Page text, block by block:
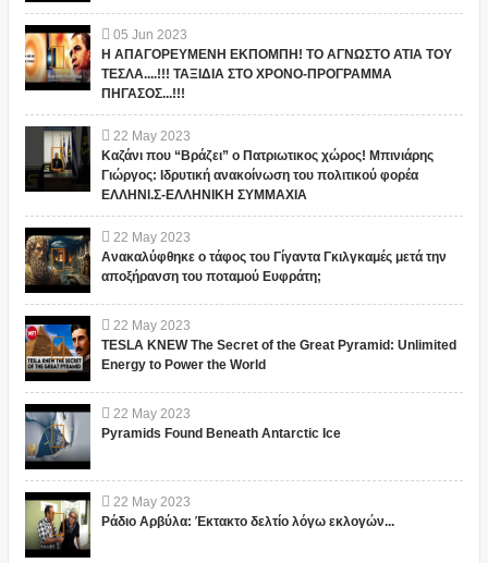
05 Jun 2023
Η ΑΠΑΓΟΡΕΥΜΕΝΗ ΕΚΠΟΜΠΗ! ΤΟ ΑΓΝΩΣΤΟ ΑΤΙΑ ΤΟΥ
ΤΕΣΛΑ....!!! ΤΑΞΙΔΙΑ ΣΤΟ ΧΡΟΝΟ-ΠΡΟΓΡΑΜΜΑ
ΠΗΓΑΣΟΣ...!!!
22 May 2023
Καζάνι που “Βράζει” ο Πατριωτικος χώρος! Μπινιάρης
Γιώργος: Ιδρυτική ανακοίνωση του πολιτικού φορέα
ΕΛΛΗΝΙ.Σ-ΕΛΛΗΝΙΚΗ ΣΥΜΜΑΧΙΑ
22 May 2023
Ανακαλύφθηκε ο τάφος του Γίγαντα Γκιλγκαμές μετά την
αποξήρανση του ποταμού Ευφράτη;
22 May 2023
TESLA KNEW The Secret of the Great Pyramid: Unlimited
Energy to Power the World
22 May 2023
Pyramids Found Beneath Antarctic Ice
22 May 2023
Ράδιο Αρβύλα: Έκτακτο δελτίο λόγω εκλογών...